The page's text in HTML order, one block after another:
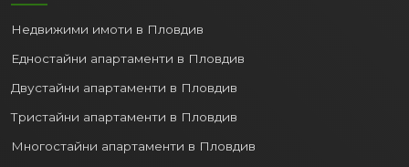
kaynak kullanımında hızla gelişen bir
merkez(Internet hızı Avrupa Birliğinin
Lojistik ve Ulaşım
sayesinde güçlü altyapı
Eğitim: Prestijli üniversiteler Varna
Недвижими имоти в Пловдив
Едностайни апартаменти в Пловдив
Двустайни апартаменти в Пловдив
Тристайни апартаменти в Пловдив
Многостайни апартаменти в Пловдив